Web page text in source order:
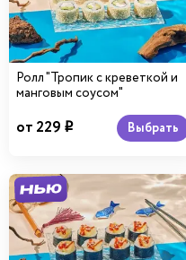
Ролл "Тропик с креветкой и
манговым соусом"
от 229 i Выбрать